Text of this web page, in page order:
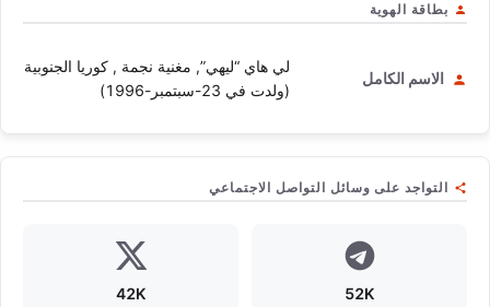
بطاقة الهوية
الاسم الكامل
لي هاي “ليهي”, مغنية نجمة , كوريا الجنوبية
(ولدت في 23-سبتمبر-1996)
التواجد على وسائل التواصل الاجتماعي
52K
42K